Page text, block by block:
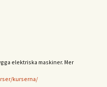
elektriska maskiner. Mer
kurserna/